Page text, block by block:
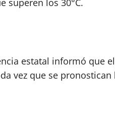
superen los 30°C.
estatal informó que
vez que se